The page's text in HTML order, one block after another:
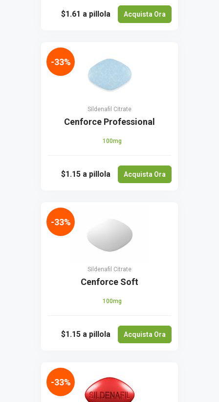
$1.61 a pillola Acquista Ora
Sildenafil Citrate
Cenforce Professional
100mg
$1.15 a pillola Acquista Ora
-33%
Sildenafil Citrate
Cenforce Soft
100mg
$1.15 a pillola Acquista Ora
-33%
-33%